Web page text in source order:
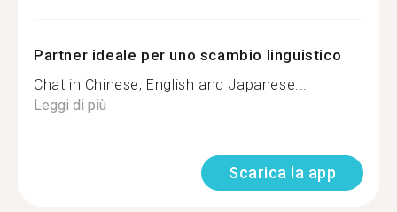
Partner ideale per uno scambio linguistico
Chat in Chinese, English and Japanese...
Leggi di più
Scarica la app